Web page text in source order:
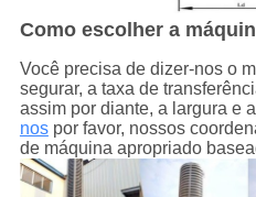
Como escolher a
Você precisa de dizer-nos o
segurar, a taxa de
assim por diante, a largura e
nospor favor, nossos
de máquina apropriado